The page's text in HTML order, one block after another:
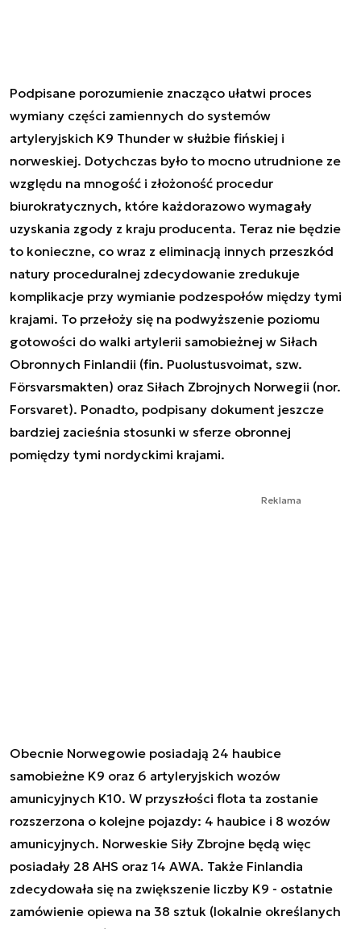
Podpisane porozumienie znacząco ułatwi proces
wymiany części zamiennych do systemów
artyleryjskich K9 Thunder w służbie fińskiej i
norweskiej. Dotychczas było to mocno utrudnione ze
względu na mnogość i złożoność procedur
biurokratycznych, które każdorazowo wymagały
uzyskania zgody z kraju producenta. Teraz nie będzie
to konieczne, co wraz z eliminacją innych przeszkód
natury proceduralnej zdecydowanie zredukuje
komplikacje przy wymianie podzespołów między tymi
krajami. To przełoży się na podwyższenie poziomu
gotowości do walki artylerii samobieżnej w Siłach
Obronnych Finlandii (fin. Puolustusvoimat, szw.
Försvarsmakten) oraz Siłach Zbrojnych Norwegii (nor.
Forsvaret). Ponadto, podpisany dokument jeszcze
bardziej zacieśnia stosunki w sferze obronnej
pomiędzy tymi nordyckimi krajami.
Reklama
Obecnie Norwegowie posiadają 24 haubice
samobieżne K9 oraz 6 artyleryjskich wozów
amunicyjnych K10. W przyszłości flota ta zostanie
rozszerzona o kolejne pojazdy: 4 haubice i 8 wozów
amunicyjnych. Norweskie Siły Zbrojne będą więc
posiadały 28 AHS oraz 14 AWA. Także Finlandia
zdecydowała się na zwiększenie liczby K9 - ostatnie
zamówienie opiewa na 38 sztuk (lokalnie określanych